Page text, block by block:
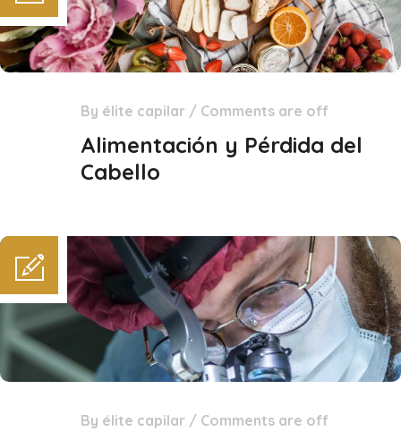
By élite capilar / Comments are off
Alimentación y Pérdida del
Cabello
By élite capilar / Comments are off